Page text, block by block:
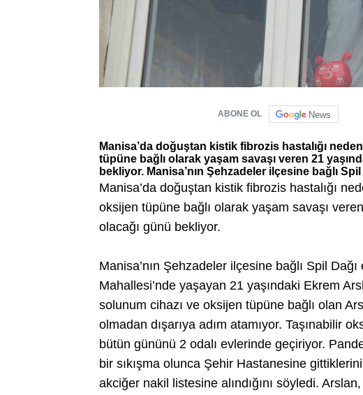
ABONE OL News
Manisa’da doğuştan kistik fibrozis hastalığı
tüpüne bağlı olarak yaşam savaşı veren 21
bekliyor. Manisa’nın Şehzadeler ilçesine bağlı Spil
Manisa’da doğuştan kistik fibrozis hastalığı
oksijen tüpüne bağlı olarak yaşam savaşı
olacağı günü bekliyor.
Manisa’nın Şehzadeler ilçesine bağlı Spil Dağı
Mahallesi’nde yaşayan 21 yaşındaki Ekrem
solunum cihazı ve oksijen tüpüne bağlı olan
olmadan dışarıya adım atamıyor. Taşınabilir
bütün gününü 2 odalı evlerinde geçiriyor.
bir sıkışma olunca Şehir Hastanesine
akciğer nakil listesine alındığını söyledi.